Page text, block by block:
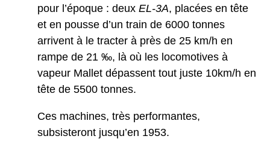
pour l’époque : deux EL-3A, placées en tête
et en pousse d’un train de 6000 tonnes
arrivent à le tracter à près de 25 km/h en
rampe de 21 ‰, là où les locomotives à
vapeur Mallet dépassent tout juste 10km/h en
tête de 5500 tonnes.
Ces machines, très performantes,
subsisteront jusqu’en 1953.